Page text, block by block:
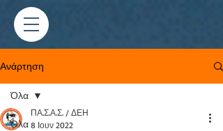
Ανάρτηση
Όλα
Όλα
ΠΑ.Σ.Α.Σ. / ΔΕΗ
8 Ιουν 2022